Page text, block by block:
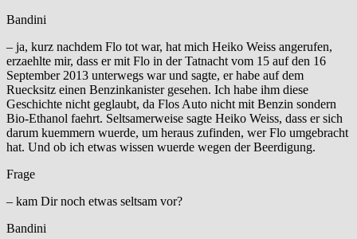
Bandini
– ja, kurz nachdem Flo tot war, hat mich Heiko Weiss angerufen,
erzaehlte mir, dass er mit Flo in der Tatnacht vom 15 auf den 16
September 2013 unterwegs war und sagte, er habe auf dem
Ruecksitz einen Benzinkanister gesehen. Ich habe ihm diese
Geschichte nicht geglaubt, da Flos Auto nicht mit Benzin sondern
Bio-Ethanol faehrt. Seltsamerweise sagte Heiko Weiss, dass er sich
darum kuemmern wuerde, um heraus zufinden, wer Flo umgebracht
hat. Und ob ich etwas wissen wuerde wegen der Beerdigung.
Frage
– kam Dir noch etwas seltsam vor?
Bandini